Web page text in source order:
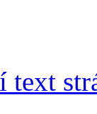
text